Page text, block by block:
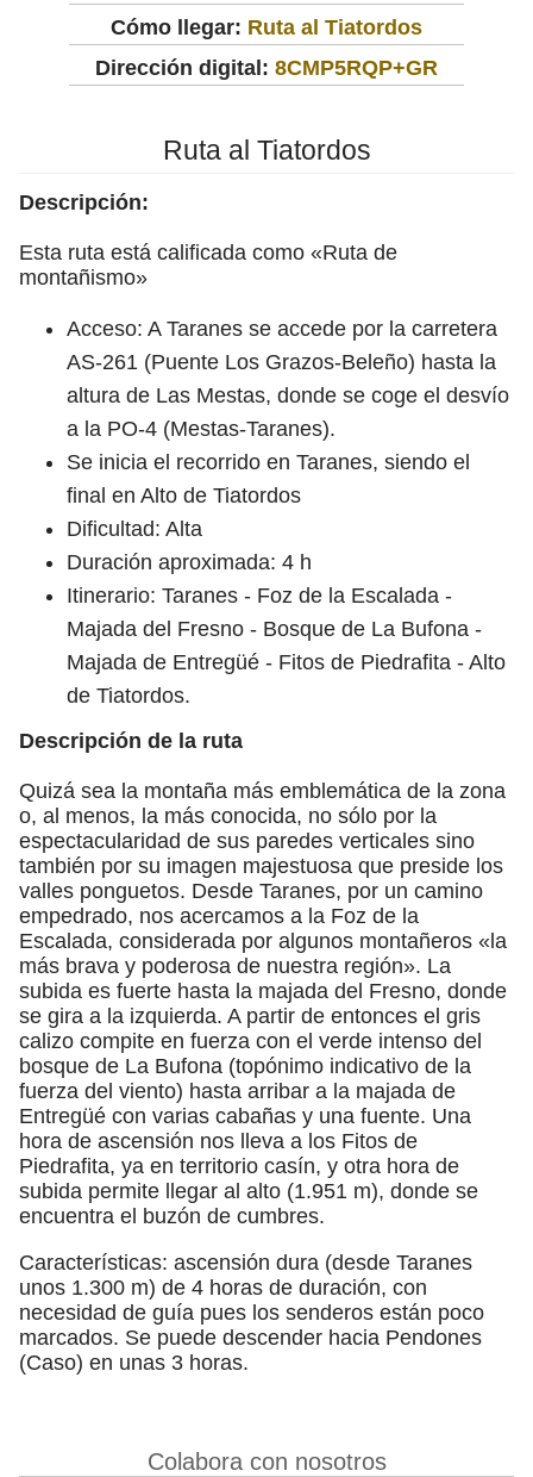
Cómo llegar: Ruta al Tiatordos
Dirección digital: 8CMP5RQP+GR
Ruta al Tiatordos
Descripción:
Esta ruta está calificada como «Ruta de
montañismo»
Acceso: A Taranes se accede por la carretera
AS-261 (Puente Los Grazos-Beleño) hasta la
altura de Las Mestas, donde se coge el desvío
a la PO-4 (Mestas-Taranes).
Se inicia el recorrido en Taranes, siendo el
final en Alto de Tiatordos
Dificultad: Alta
Duración aproximada: 4 h
Itinerario: Taranes - Foz de la Escalada -
Majada del Fresno - Bosque de La Bufona -
Majada de Entregüé - Fitos de Piedrafita - Alto
de Tiatordos.
Descripción de la ruta
Quizá sea la montaña más emblemática de la zona
o, al menos, la más conocida, no sólo por la
espectacularidad de sus paredes verticales sino
también por su imagen majestuosa que preside los
valles ponguetos. Desde Taranes, por un camino
empedrado, nos acercamos a la Foz de la
Escalada, considerada por algunos montañeros «la
más brava y poderosa de nuestra región». La
subida es fuerte hasta la majada del Fresno, donde
se gira a la izquierda. A partir de entonces el gris
calizo compite en fuerza con el verde intenso del
bosque de La Bufona (topónimo indicativo de la
fuerza del viento) hasta arribar a la majada de
Entregüé con varias cabañas y una fuente. Una
hora de ascensión nos lleva a los Fitos de
Piedrafita, ya en territorio casín, y otra hora de
subida permite llegar al alto (1.951 m), donde se
encuentra el buzón de cumbres.
Características: ascensión dura (desde Taranes
unos 1.300 m) de 4 horas de duración, con
necesidad de guía pues los senderos están poco
marcados. Se puede descender hacia Pendones
(Caso) en unas 3 horas.
Colabora con nosotros